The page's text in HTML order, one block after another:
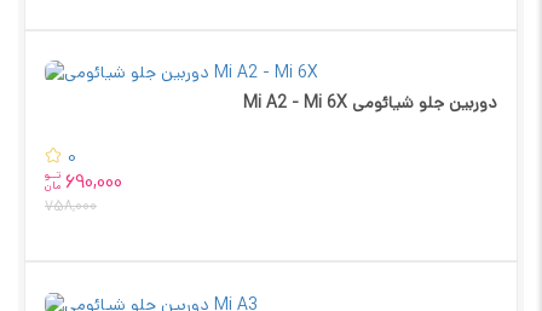
دوربین جلو شیائومی Mi A2 - Mi 6X
0
تــو
مان 690,000
758,000